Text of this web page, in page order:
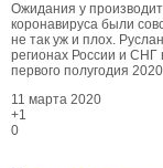
Ожидания у
коронавируса были
не так уж и плох.
регионах России и
первого полугодия 2020
11 марта 2020
+1
0